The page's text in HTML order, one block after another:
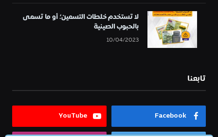
لا تستخدم خلطات التسمين؛ أو ما تسمى
بالحبوب الصينية
10/04/2023
تابعنا
Facebook
YouTube